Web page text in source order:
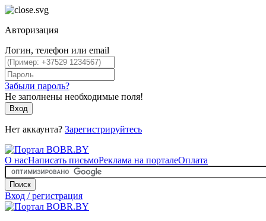
Авторизация
Логин, телефон или email
Забыли пароль?
Не заполнены необходимые поля!
Вход
Нет аккаунта? Зарегистрируйтесь
О насНаписать письмоРеклама на порталеОплата
Поиск
Вход / регистрация